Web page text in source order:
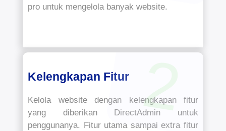
pro untuk mengelola banyak website.
2
Kelengkapan Fitur
Kelola website dengan kelengkapan fitur
yang diberikan DirectAdmin untuk
penggunanya. Fitur utama sampai extra fitur